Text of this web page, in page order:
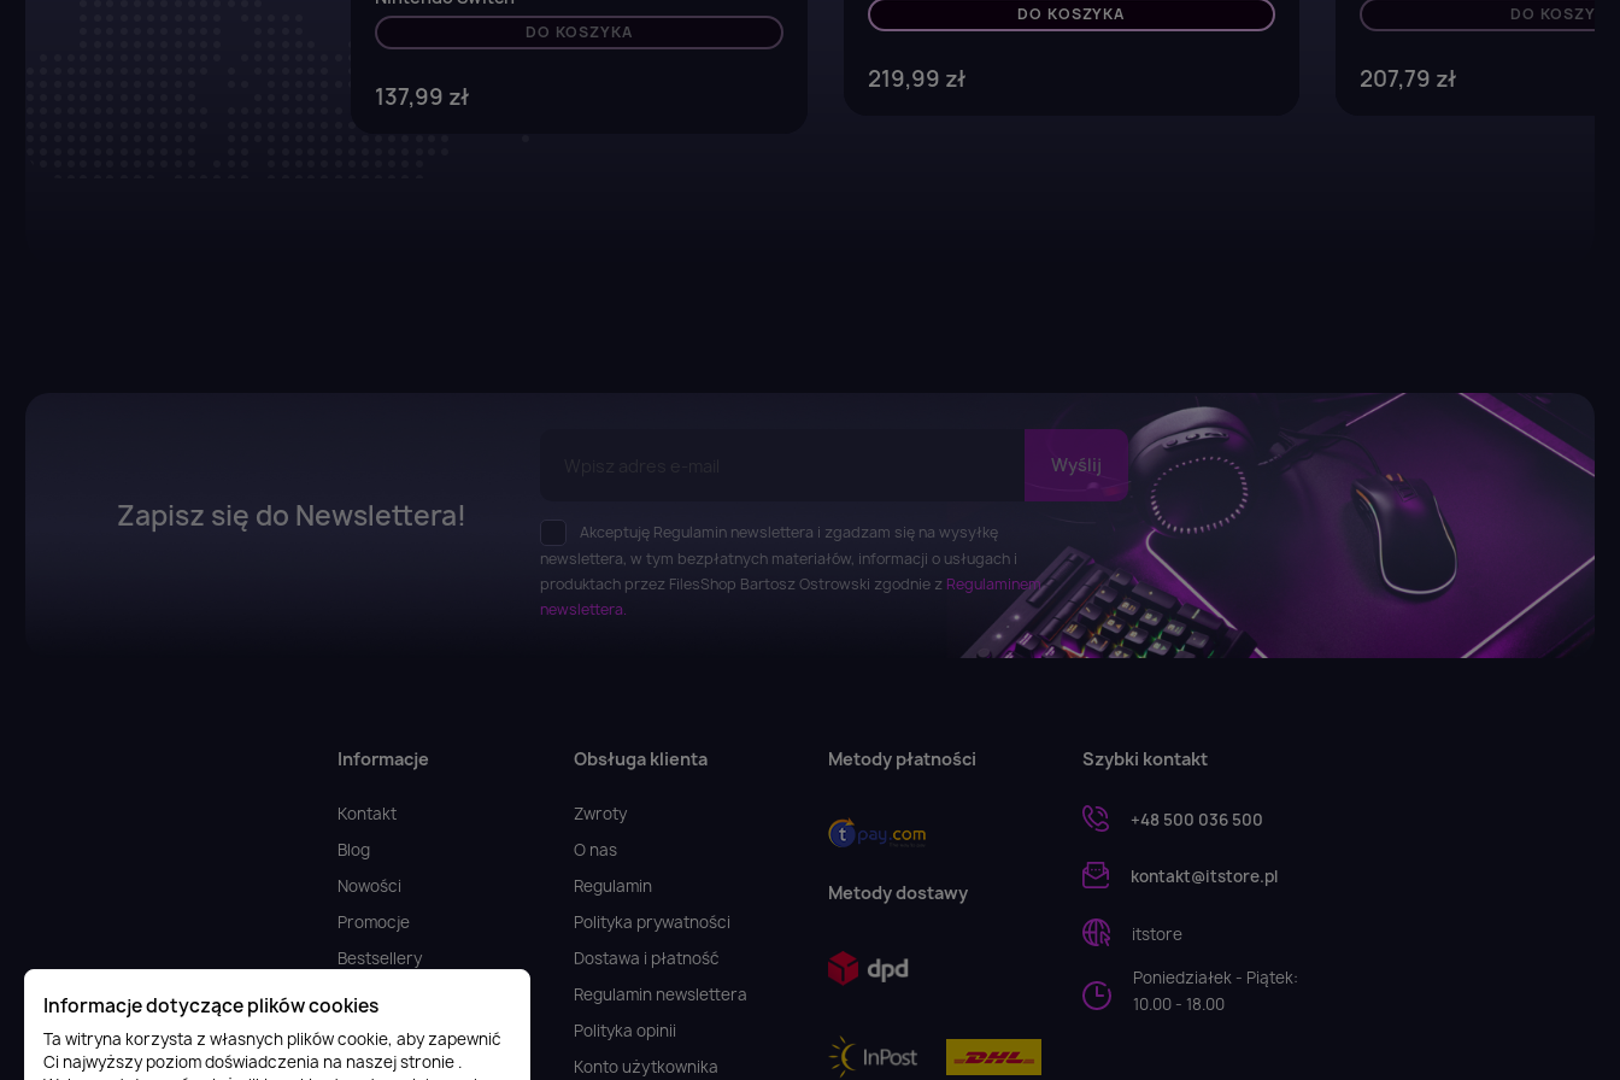
DO KOSZYKA
137,99 zł
DO KOSZYKA
219,99 zł
DO KOSZYKA
207,79 zł
Zapisz się do Newslettera!
Akceptuję Regulamin newslettera i zgadzam się na wysyłkę
newslettera, w tym bezpłatnych materiałów, informacji o usługach i
produktach przez FilesShop Bartosz Ostrowski zgodnie z Regulaminem
newslettera.
Informacje
Kontakt
Blog
Nowości
Promocje
Bestsellery
Doładowania cyfrowe
FAQ
Komputery
Obsługa klienta
Zwroty
O nas
Regulamin
Polityka prywatności
Dostawa i płatność
Regulamin newslettera
Polityka opinii
Konto użytkownika
Metody płatności
Metody dostawy
Szybki kontakt
+48 500 036 500
kontakt@itstore.pl
itstore
Poniedziałek - Piątek:
10.00 - 18.00
Informacje dotyczące plików cookies
Ta witryna korzysta z własnych plików cookie, aby zapewnić
Ci najwyższy poziom doświadczenia na naszej stronie .